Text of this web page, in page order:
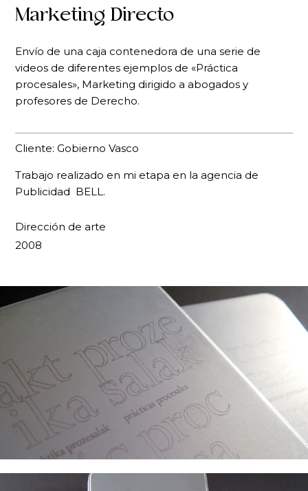
Dirección de arte
2008
Marketing Directo
Envío de una caja contenedora de una serie de
videos de diferentes ejemplos de «Práctica
procesales», Marketing dirigido a abogados y
profesores de Derecho.
Cliente: Gobierno Vasco
Trabajo realizado en mi etapa en la agencia de
Publicidad BELL.